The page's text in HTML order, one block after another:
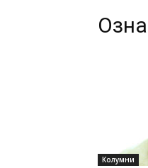
Колумни